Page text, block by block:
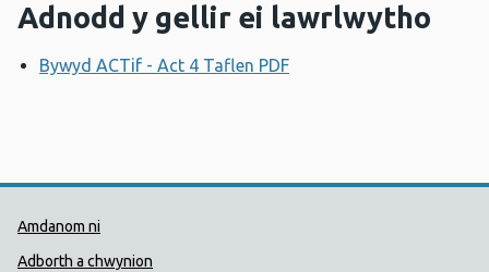
Adnodd y gellir ei lawrlwytho
Bywyd ACTif - Act 4 Taflen PDF
Dolenni Cymorth Iechyd
Amdanom ni
Adborth a chwynion